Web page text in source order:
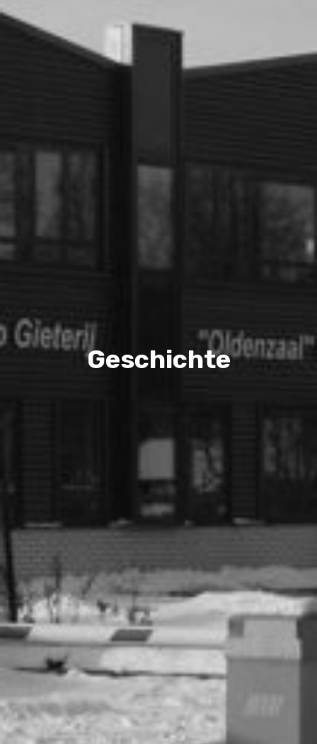
Geschichte